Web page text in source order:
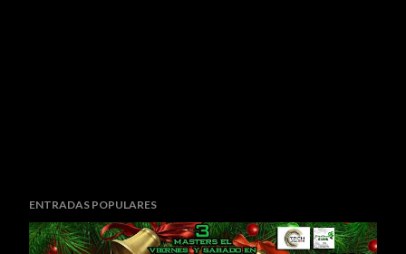
ENTRADAS POPULARES